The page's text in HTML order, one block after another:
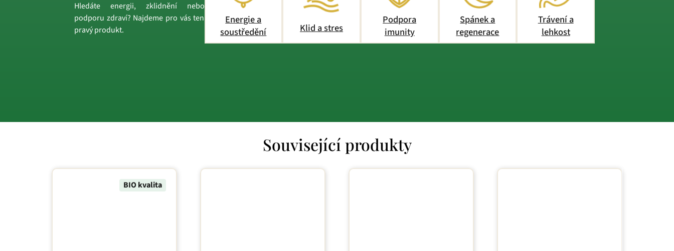
Hledáte energii, zklidnění nebo
podporu zdraví? Najdeme pro vás ten
pravý produkt.
Energie a
soustředění
Klid a stres
Podpora
imunity
Spánek a
regenerace
Trávení a
lehkost
Související produkty
BIO kvalita